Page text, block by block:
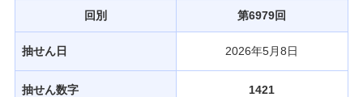
回別 第6979回
抽せん日 2026年5月8日
抽せん数字 1421